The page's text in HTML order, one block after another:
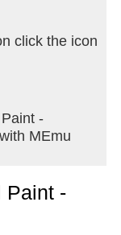
click the icon
-
MEmu
Paint -